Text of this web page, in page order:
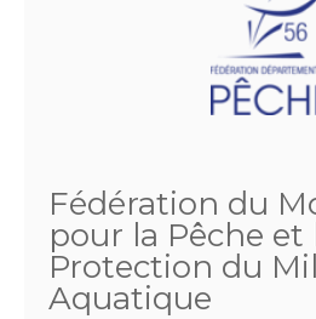
Fédération du
pour la Pêche et
Protection du
Aquatique